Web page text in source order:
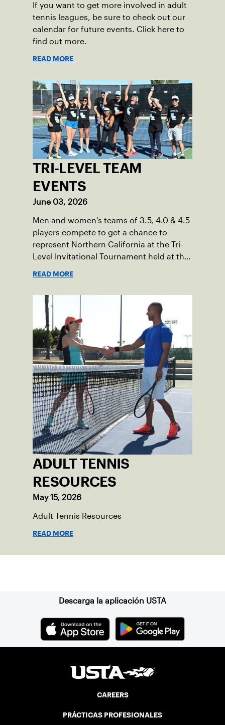
If you want to get more involved in adult
tennis leagues, be sure to check out our
calendar for future events. Click here to
find out more.
READ MORE
TRI-LEVEL TEAM
EVENTS
June 03, 2026
Men and women's teams of 3.5, 4.0 & 4.5
players compete to get a chance to
represent Northern California at the Tri-
Level Invitational Tournament held at the
READ MORE
ADULT TENNIS
RESOURCES
May 15, 2026
Adult Tennis Resources
READ MORE
Descarga la aplicación USTA
CAREERS
PRÁCTICAS PROFESIONALES